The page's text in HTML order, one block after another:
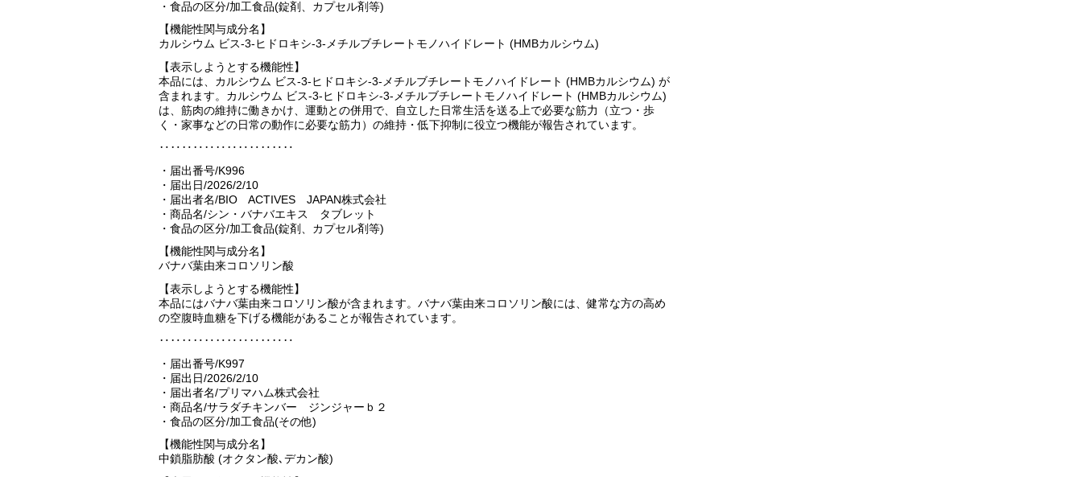
・食品の区分/加工食品(錠剤、カプセル剤等)
【機能性関与成分名】
カルシウム ビス-3-ヒドロキシ-3-メチルブチレートモノハイドレート (HMBカルシウム)
【表示しようとする機能性】
本品には、カルシウム ビス-3-ヒドロキシ-3-メチルブチレートモノハイドレート (HMBカルシウム) が
含まれます。カルシウム ビス-3-ヒドロキシ-3-メチルブチレートモノハイドレート (HMBカルシウム)
は、筋肉の維持に働きかけ、運動との併用で、自立した日常生活を送る上で必要な筋力（立つ・歩
く・家事などの日常の動作に必要な筋力）の維持・低下抑制に役立つ機能が報告されています。
‥‥‥‥‥‥‥‥‥‥‥‥
・届出番号/K996
・届出日/2026/2/10
・届出者名/BIO ACTIVES JAPAN株式会社
・商品名/シン・バナバエキス タブレット
・食品の区分/加工食品(錠剤、カプセル剤等)
【機能性関与成分名】
バナバ葉由来コロソリン酸
【表示しようとする機能性】
本品にはバナバ葉由来コロソリン酸が含まれます。バナバ葉由来コロソリン酸には、健常な方の高め
の空腹時血糖を下げる機能があることが報告されています。
‥‥‥‥‥‥‥‥‥‥‥‥
・届出番号/K997
・届出日/2026/2/10
・届出者名/プリマハム株式会社
・商品名/サラダチキンバー ジンジャーｂ２
・食品の区分/加工食品(その他)
【機能性関与成分名】
中鎖脂肪酸 (オクタン酸､デカン酸)